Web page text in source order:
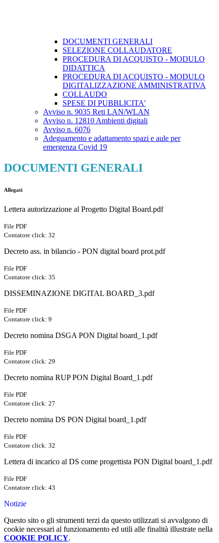
DOCUMENTI GENERALI
SELEZIONE COLLAUDATORE
PROCEDURA DI ACQUISTO - MODULO
DIDATTICA
PROCEDURA DI ACQUISTO - MODULO
DIGITALIZZAZIONE AMMINISTRATIVA
COLLAUDO
SPESE DI PUBBLICITA'
Avviso n. 9035 Reti LAN/WLAN
Avviso n. 12810 Ambienti digitali
Avviso n. 6076
Adeguamento e adattamento spazi e aule per
emergenza Covid 19
DOCUMENTI GENERALI
Allegati
Lettera autorizzazione al Progetto Digital Board.pdf
File PDF
Contatore click: 32
Decreto ass. in bilancio - PON digital board prot.pdf
File PDF
Contatore click: 35
DISSEMINAZIONE DIGITAL BOARD_3.pdf
File PDF
Contatore click: 9
Decreto nomina DSGA PON Digital board_1.pdf
File PDF
Contatore click: 29
Decreto nomina RUP PON Digital Board_1.pdf
File PDF
Contatore click: 27
Decreto nomina DS PON Digital board_1.pdf
File PDF
Contatore click: 32
Lettera di incarico al DS come progettista PON Digital board_1.pdf
File PDF
Contatore click: 43
Notizie
Questo sito o gli strumenti terzi da questo utilizzati si avvalgono di
cookie necessari al funzionamento ed utili alle finalità illustrate nella
COOKIE POLICY.